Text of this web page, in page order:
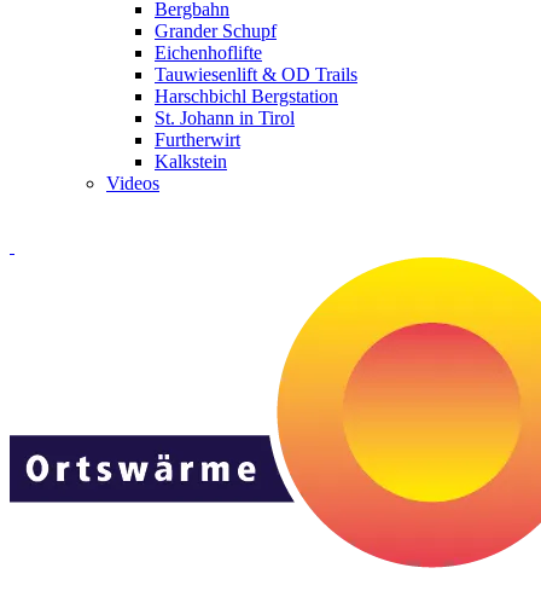
Bergbahn
Grander Schupf
Eichenhoflifte
Tauwiesenlift & OD Trails
Harschbichl Bergstation
St. Johann in Tirol
Furtherwirt
Kalkstein
Videos